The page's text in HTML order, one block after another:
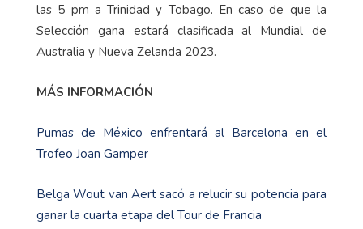
las 5 pm a Trinidad y Tobago. En caso de que la
Selección gana estará clasificada al Mundial de
Australia y Nueva Zelanda 2023.
MÁS INFORMACIÓN
Pumas de México enfrentará al Barcelona en el
Trofeo Joan Gamper
Belga Wout van Aert sacó a relucir su potencia para
ganar la cuarta etapa del Tour de Francia